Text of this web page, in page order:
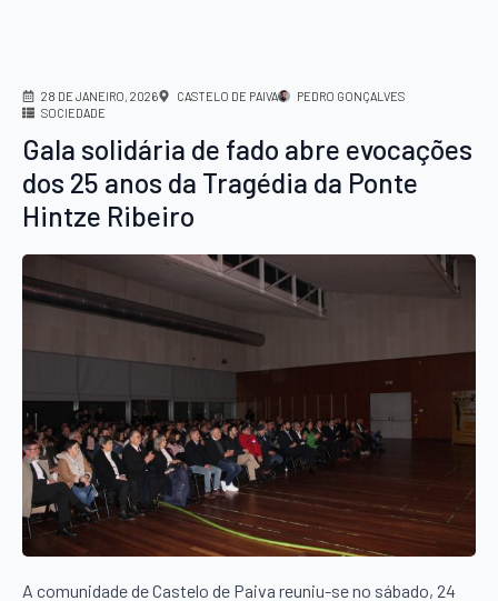
28 DE JANEIRO, 2026 CASTELO DE PAIVA
PEDRO GONÇALVES
SOCIEDADE
Gala solidária de fado abre evocações
dos 25 anos da Tragédia da Ponte
Hintze Ribeiro
A comunidade de Castelo de Paiva reuniu-se no sábado, 24